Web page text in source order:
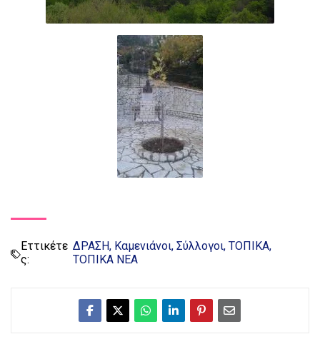
Εττικέτε
ς:
ΔΡΑΣΗ Καμενιάνοι Σύλλογοι ΤΟΠΙΚΑ
ΤΟΠΙΚΑ ΝΕΑ